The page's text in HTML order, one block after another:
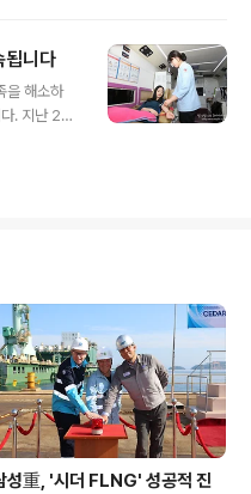
로 수업을
사로 나서
진행 될
그램, 선주
됩니다
을 해소하
다. 지난 20
혈에는 임
원들의 헌
업은 앞으
액 공급에
실천이 병
기를 바랍
성重, '시더 FLNG' 성공적 진